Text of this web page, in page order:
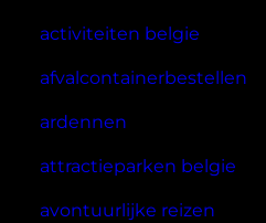
activiteiten belgie
afvalcontainerbestellen
ardennen
attractieparken belgie
avontuurlijke reizen